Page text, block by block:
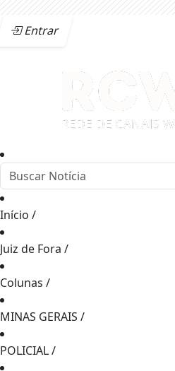
Entrar
Início /
Juiz de Fora /
Colunas /
MINAS GERAIS /
POLICIAL/